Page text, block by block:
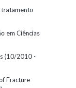
tratamento
em Ciências
(10/2010 -
Fracture